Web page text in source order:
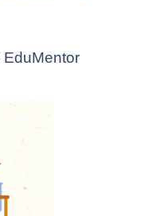
EduMentor